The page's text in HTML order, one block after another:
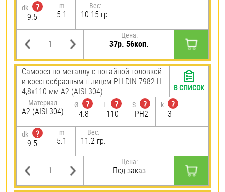
dk
?
9.5
m
5.1
Вес:
10.15 гр.
Цена:
37р. 56коп.
Саморез по металлу с потайной головкой
и крестообразным шлицем PH DIN 7982 H
4,8х110 мм А2 (AISI 304)
Материал
А2 (AISI 304)
Ø
?
4.8
L
?
110
S
?
PH2
k
?
3
dk
?
9.5
m
5.1
Вес:
11.2 гр.
Цена:
Под заказ
В СПИСОК